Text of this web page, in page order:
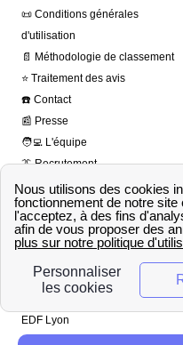
Top Villes
EDF Lyon
📜 Conditions générales
d'utilisation
📄 Méthodologie de classement
⭐ Traitement des avis
☎️ Contact
📰 Presse
🧑‍💻 L'équipe
👔 Recrutement
Copyright © agence-
france-électricité.fr 2026
– Tous droits réservés